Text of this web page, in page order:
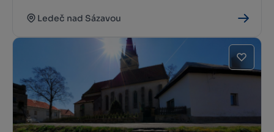
Ledeč nad Sázavou